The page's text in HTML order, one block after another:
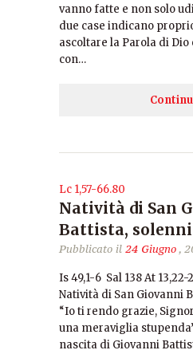
vanno fatte e non solo
due case indicano
ascoltare la Parola di Dio
con…
Lc 1,57-66.80
Natività di San
Battista,
Pubblicato il 24 Giugno,
Is 49,1-6 Sal 138 At 13,22-
Natività di San Giovanni
“Io ti rendo grazie,
una meraviglia
nascita di Giovanni